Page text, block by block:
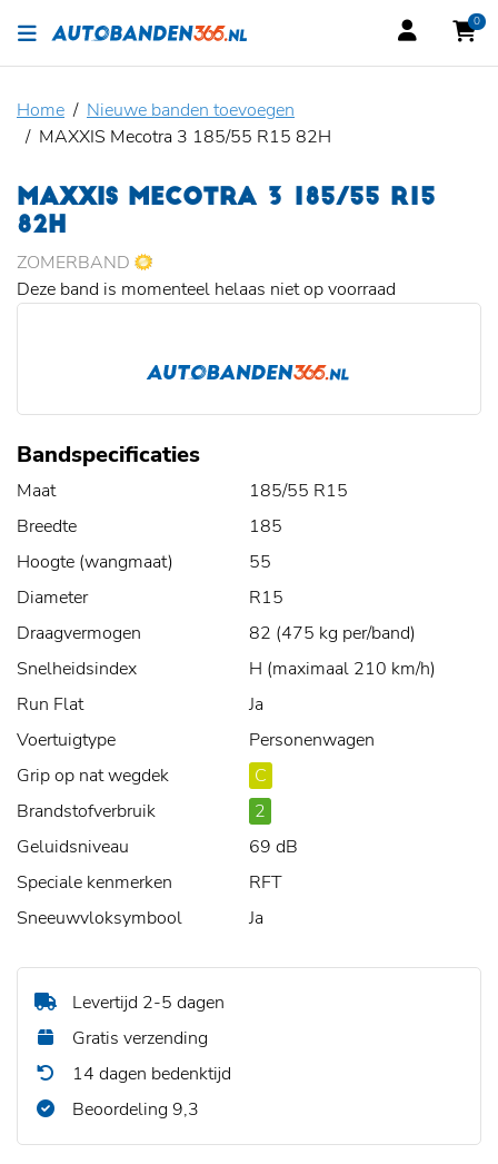
0
Home
Nieuwe banden toevoegen
MAXXIS Mecotra 3 185/55 R15 82H
MAXXIS MECOTRA 3 185/55 R15
82H
ZOMERBAND
Deze band is momenteel helaas niet op voorraad
Bandspecificaties
Maat
185/55 R15
Breedte
185
Hoogte (wangmaat)
55
Diameter
R15
Draagvermogen
82 (475 kg per/band)
Snelheidsindex
H (maximaal 210 km/h)
Run Flat
Ja
Voertuigtype
Personenwagen
Grip op nat wegdek
C
Brandstofverbruik
2
Geluidsniveau
69 dB
Speciale kenmerken
RFT
Sneeuwvloksymbool
Ja
Levertijd 2-5 dagen
Gratis verzending
14 dagen bedenktijd
Beoordeling 9,3